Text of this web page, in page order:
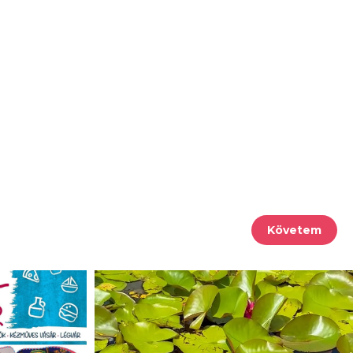
Követem